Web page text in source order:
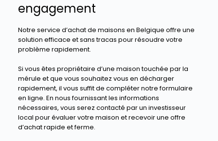
engagement
Notre service d’achat de maisons en Belgique offre une
solution efficace et sans tracas pour résoudre votre
problème rapidement.
Si vous êtes propriétaire d’une maison touchée par la
mérule et que vous souhaitez vous en décharger
rapidement, il vous suffit de compléter notre formulaire
en ligne. En nous fournissant les informations
nécessaires, vous serez contacté par un investisseur
local pour évaluer votre maison et recevoir une offre
d’achat rapide et ferme.